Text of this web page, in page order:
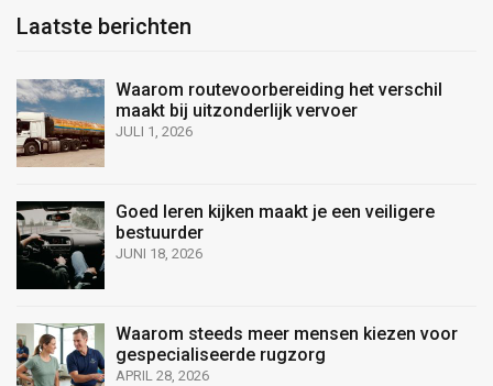
Laatste berichten
Waarom routevoorbereiding het verschil
maakt bij uitzonderlijk vervoer
JULI 1, 2026
Goed leren kijken maakt je een veiligere
bestuurder
JUNI 18, 2026
Waarom steeds meer mensen kiezen voor
gespecialiseerde rugzorg
APRIL 28, 2026